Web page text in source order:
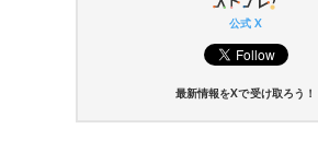
公式 X
最新情報をXで受け取ろう！